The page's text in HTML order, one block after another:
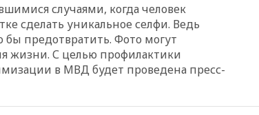
02:00Ни один водоем Англии
не соответствует нормам
химической безопасности
01:00Трамп: США сами
нуждаются в дальнобойных
случаями, когда человек
сделать уникальное селфи. Ведь
предотвратить. Фото могут
жизни. С целью профилактики
в МВД будет проведена пресс-